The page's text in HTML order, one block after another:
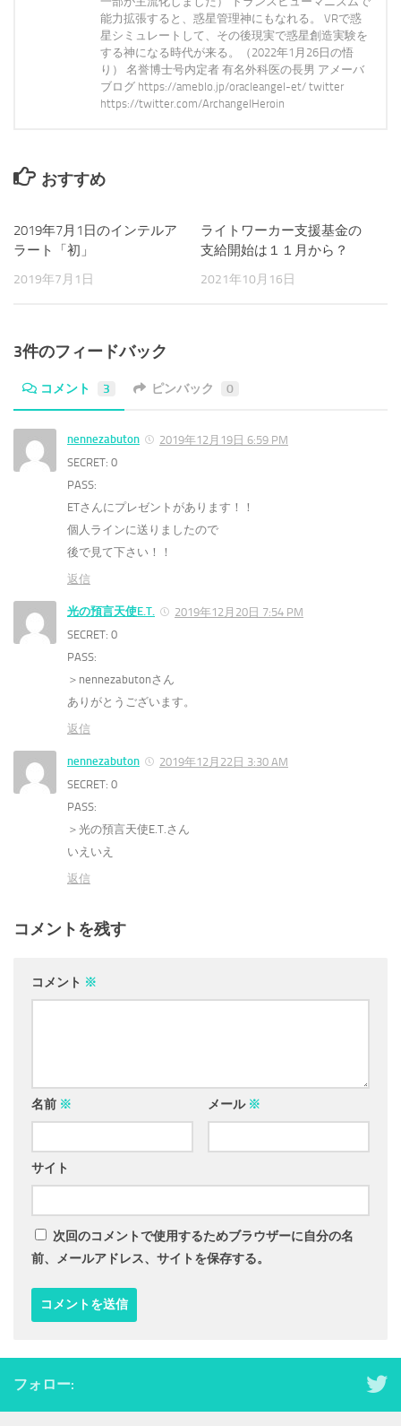
能力拡張すると、惑星管理神にもなれる。 VRで惑
星シミュレートして、その後現実で惑星創造実験を
する神になる時代が来る。（2022年1月26日の悟
り） 名誉博士号内定者 有名外科医の長男 アメーバ
ブログ https://ameblo.jp/oracleangel-et/ twitter
https://twitter.com/ArchangelHeroin
おすすめ
2019年7月1日のインテルア
ラート「初」
2019年7月1日
ライトワーカー支援基金の
支給開始は１１月から？
2021年10月16日
3件のフィードバック
コメント 3 ピンバック 0
nennezabuton
2019年12月19日 6:59 PM
SECRET: 0
PASS:
ETさんにプレゼントがあります！！
個人ラインに送りましたので
後で見て下さい！！
返信
光の預言天使E.T.
2019年12月20日 7:54 PM
SECRET: 0
PASS:
＞nennezabutonさん
ありがとうございます。
返信
nennezabuton
2019年12月22日 3:30 AM
SECRET: 0
PASS:
＞光の預言天使E.T.さん
いえいえ
返信
コメントを残す
コメント ※
名前 ※ メール ※
サイト
次回のコメントで使用するためブラウザーに自分の名
前、メールアドレス、サイトを保存する。
フォロー: